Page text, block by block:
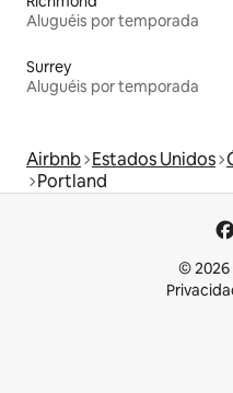
Aluguéis por temporada
Surrey
Aluguéis por temporada
Airbnb Estados Unidos
Portland
© 2026